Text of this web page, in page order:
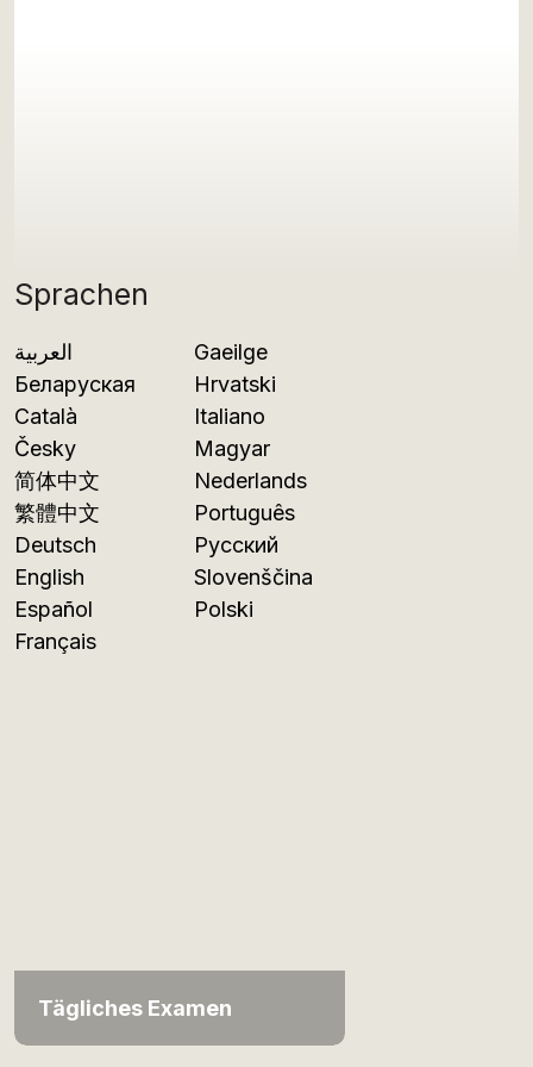
Sprachen
العربية
Беларуская
Català
Česky
简体中文
繁體中文
Deutsch
English
Español
Français
Gaeilge
Hrvatski
Italiano
Magyar
Nederlands
Português
Русский
Slovenščina
Polski
Tägliches Examen